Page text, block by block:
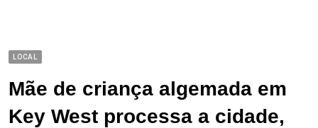
LOCAL
Mãe de criança algemada em
Key West processa a cidade,